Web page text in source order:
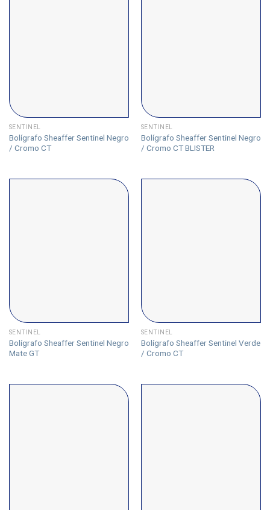
SENTINEL
Bolígrafo Sheaffer Sentinel Negro
/ Cromo CT
SENTINEL
Bolígrafo Sheaffer Sentinel Negro
/ Cromo CT BLISTER
SENTINEL
Bolígrafo Sheaffer Sentinel Negro
Mate GT
SENTINEL
Bolígrafo Sheaffer Sentinel Verde
/ Cromo CT